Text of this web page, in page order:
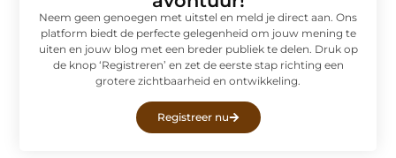
Neem geen genoegen met uitstel en meld je direct aan. Ons
platform biedt de perfecte gelegenheid om jouw mening te
uiten en jouw blog met een breder publiek te delen. Druk op
de knop ‘Registreren’ en zet de eerste stap richting een
grotere zichtbaarheid en ontwikkeling.
Registreer nu